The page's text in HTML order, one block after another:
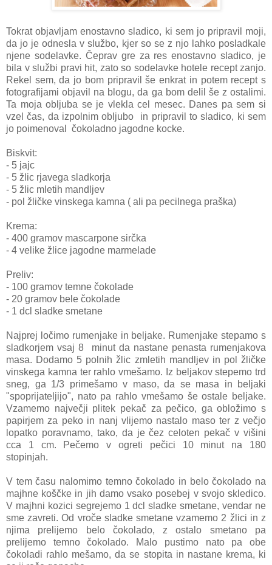
Tokrat objavljam enostavno sladico, ki sem jo pripravil moji,
da jo je odnesla v službo, kjer so se z njo lahko posladkale
njene sodelavke. Čeprav gre za res enostavno sladico, je
bila v službi pravi hit, zato so sodelavke hotele recept zanjo.
Rekel sem, da jo bom pripravil še enkrat in potem recept s
fotografijami objavil na blogu, da ga bom delil še z ostalimi.
Ta moja obljuba se je vlekla cel mesec. Danes pa sem si
vzel čas, da izpolnim obljubo in pripravil to sladico, ki sem
jo poimenoval čokoladno jagodne kocke.
Biskvit:
- 5 jajc
- 5 žlic rjavega sladkorja
- 5 žlic mletih mandljev
- pol žličke vinskega kamna ( ali pa pecilnega praška)
Krema:
- 400 gramov mascarpone sirčka
- 4 velike žlice jagodne marmelade
Preliv:
- 100 gramov temne čokolade
- 20 gramov bele čokolade
- 1 dcl sladke smetane
Najprej ločimo rumenjake in beljake. Rumenjake stepamo s
sladkorjem vsaj 8 minut da nastane penasta rumenjakova
masa. Dodamo 5 polnih žlic zmletih mandljev in pol žličke
vinskega kamna ter rahlo vmešamo. Iz beljakov stepemo trd
sneg, ga 1/3 primešamo v maso, da se masa in beljaki
"spoprijateljijo", nato pa rahlo vmešamo še ostale beljake.
Vzamemo največji plitek pekač za pečico, ga obložimo s
papirjem za peko in nanj vlijemo nastalo maso ter z večjo
lopatko poravnamo, tako, da je čez celoten pekač v višini
cca 1 cm. Pečemo v ogreti pečici 10 minut na 180
stopinjah.
V tem času nalomimo temno čokolado in belo čokolado na
majhne koščke in jih damo vsako posebej v svojo skledico.
V majhni kozici segrejemo 1 dcl sladke smetane, vendar ne
sme zavreti. Od vroče sladke smetane vzamemo 2 žlici in z
njima prelijemo belo čokolado, z ostalo smetano pa
prelijemo temno čokolado. Malo pustimo nato pa obe
čokoladi rahlo mešamo, da se stopita in nastane krema, ki